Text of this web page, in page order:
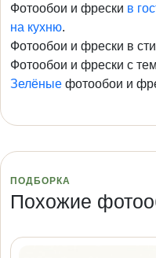
Фотообои и фрески в
на кухню.
Фотообои и фрески в
Фотообои и фрески с
Зелёные фотообои и
ПОДБОРКА
Похожие